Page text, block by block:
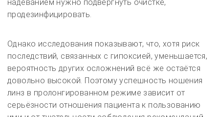
надеванием нужно подвергнуть очистке,
продезинфицировать.
Однако исследования показывают, что, хотя риск
последствий, связанных с гипоксией, уменьшается,
вероятность других осложнений всё же остаётся
довольно высокой. Поэтому успешность ношения
линз в пролонгированном режиме зависит от
серьёзности отношения пациента к пользованию